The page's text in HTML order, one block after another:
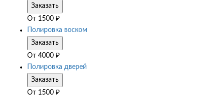
Заказать
От 1500 ₽
Полировка воском
Заказать
От 4000 ₽
Полировка дверей
Заказать
От 1500 ₽